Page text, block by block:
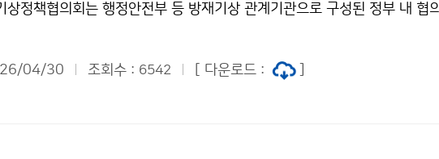
상정책협의회는 행정안전부 등 방재기상 관계기관으로 구성된 정부 내 협
04/30 조회수 : 6542 [ 다운로드 :